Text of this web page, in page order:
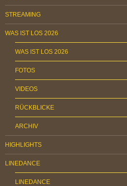
STREAMING
WAS IST LOS 2026
WAS IST LOS 2026
FOTOS
VIDEOS
RÜCKBLICKE
ARCHIV
HIGHLIGHTS
LINEDANCE
LINEDANCE